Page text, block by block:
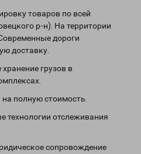
товаров по всей
р-н). На территории
дороги
доставку.
грузов в
полную стоимость.
технологии отслеживания
сопровождение